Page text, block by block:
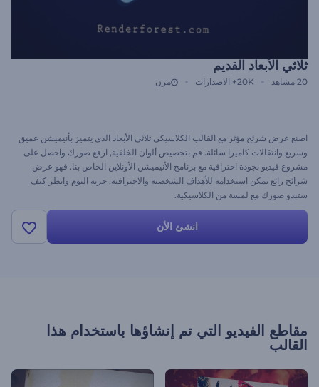
ثلاثي الأبعاد القديم
20 مشاهد 20K+ الاصدارات مرن
اصنع عرض شرئح مؤثر مع القالب الكلاسيكى ثلاثى الأبعاد الذى يتميز بأنيميشن عميق
وسريع وانتقالات كاميرا سائلة. قم بتخصيص ألوان الخلفية, ارفع صورك واحصل على
مشروع فيديو بجودة احترافية مع برنامج الأنيميشن الأونلاين الخاص بنا. فهو عرض
شرائح رائع يمكن استخدامه للأهداف الشخصية والاحترافية. جربه اليوم وانظر كيف
ستبدو صورك مع لمسة من الكلاسيكية.
انشئ الأن
مقاطع الفيديو التي تم إنشاؤها باستخدام هذا
القالب